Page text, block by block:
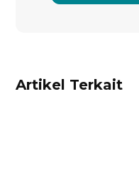
Artikel Terkait